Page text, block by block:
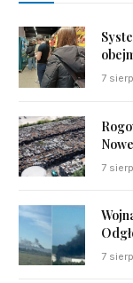
7
7
7